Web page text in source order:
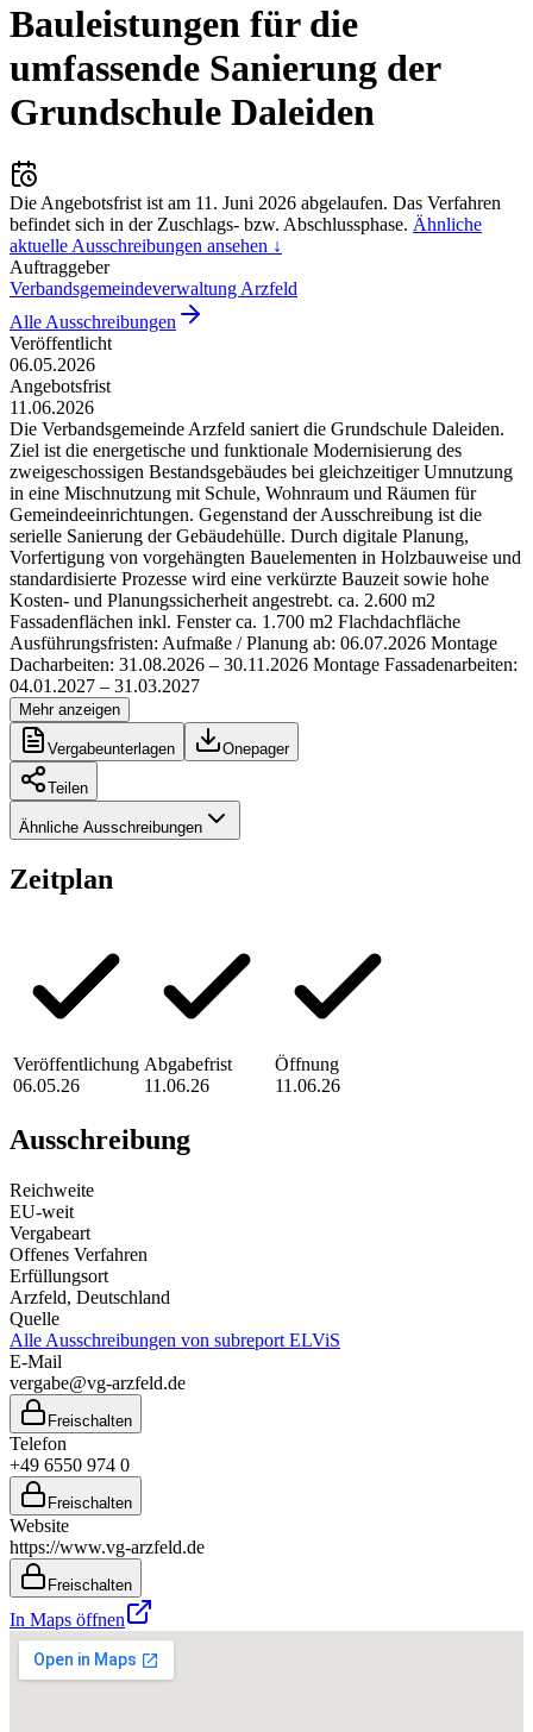
Bauleistungen für die
umfassende Sanierung der
Grundschule Daleiden
Die Angebotsfrist ist am 11. Juni 2026 abgelaufen. Das Verfahren
befindet sich in der Zuschlags- bzw. Abschlussphase. Ähnliche
aktuelle Ausschreibungen ansehen ↓
Auftraggeber
Verbandsgemeindeverwaltung Arzfeld
Alle Ausschreibungen
Veröffentlicht
06.05.2026
Angebotsfrist
11.06.2026
Die Verbandsgemeinde Arzfeld saniert die Grundschule Daleiden.
Ziel ist die energetische und funktionale Modernisierung des
zweigeschossigen Bestandsgebäudes bei gleichzeitiger Umnutzung
in eine Mischnutzung mit Schule, Wohnraum und Räumen für
Gemeindeeinrichtungen. Gegenstand der Ausschreibung ist die
serielle Sanierung der Gebäudehülle. Durch digitale Planung,
Vorfertigung von vorgehängten Bauelementen in Holzbauweise und
standardisierte Prozesse wird eine verkürzte Bauzeit sowie hohe
Kosten- und Planungssicherheit angestrebt. ca. 2.600 m2
Fassadenflächen inkl. Fenster ca. 1.700 m2 Flachdachfläche
Ausführungsfristen: Aufmaße / Planung ab: 06.07.2026 Montage
Dacharbeiten: 31.08.2026 – 30.11.2026 Montage Fassadenarbeiten:
04.01.2027 – 31.03.2027
Mehr anzeigen
Vergabeunterlagen Onepager
Teilen
Ähnliche Ausschreibungen
Zeitplan
Veröffentlichung
06.05.26
Abgabefrist
11.06.26
Öffnung
11.06.26
Ausschreibung
Reichweite
EU-weit
Vergabeart
Offenes Verfahren
Erfüllungsort
Arzfeld, Deutschland
Quelle
Alle Ausschreibungen von subreport ELViS
E-Mail
vergabe@vg-arzfeld.de
Freischalten
Telefon
+49 6550 974 0
Freischalten
Website
https://www.vg-arzfeld.de
Freischalten
In Maps öffnen